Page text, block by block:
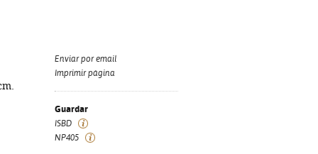
Enviar por email
Imprimir página
Guardar
ISBD
NP405